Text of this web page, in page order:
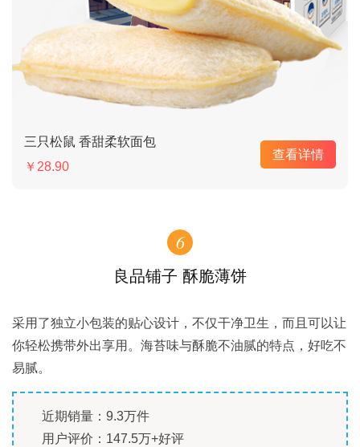
三只松鼠 香甜柔软面包
￥28.90
查看详情
6
良品铺子 酥脆薄饼
采用了独立小包装的贴心设计，不仅干净卫生，而且可以让
你轻松携带外出享用。海苔味与酥脆不油腻的特点，好吃不
易腻。
近期销量：9.3万件
用户评价：147.5万+好评